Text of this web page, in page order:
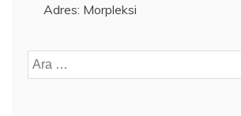
Adres: Morpleksi
Arama: